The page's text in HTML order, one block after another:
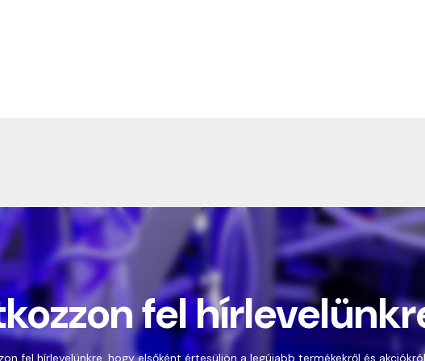
fel
fel hírlevelünkre, hogy elsőként értesüljön a legújabb termékekről és